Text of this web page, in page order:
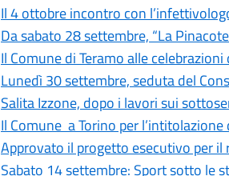
Il 4 ottobre incontro con
Da sabato 28 settembre, “La
Il Comune di Teramo alle
Lunedì 30 settembre, seduta del
Salita Izzone, dopo i lavori sui
Il Comune a Torino per
Approvato il progetto esecutivo per
Sabato 14 settembre: Sport sotto le